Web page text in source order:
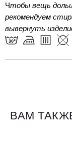
Чтобы вещь
рекомендуем
вывернуть
ВАМ